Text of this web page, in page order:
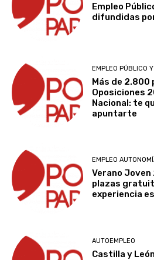
Empleo
difundidas
EMPLEO PÚBLICO
Más de 2.800
Oposiciones
Nacional: te
apuntarte
EMPLEO
Verano
plazas
experiencia
AUTOEMPLEO
Castilla y